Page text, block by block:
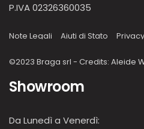
P.IVA 02326360035
Note Legali Aiuti di Stato
©2023 Braga srl - Credits: Aleide
Showroom
Da Lunedì a Venerdì: